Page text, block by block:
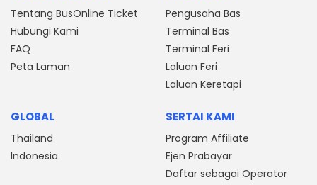
Tentang BusOnline Ticket
Hubungi Kami
FAQ
Peta Laman
Pengusaha Bas
Terminal Bas
Terminal Feri
Laluan Feri
Laluan Keretapi
GLOBAL
Thailand
Indonesia
SERTAI KAMI
Program Affiliate
Ejen Prabayar
Daftar sebagai Operator